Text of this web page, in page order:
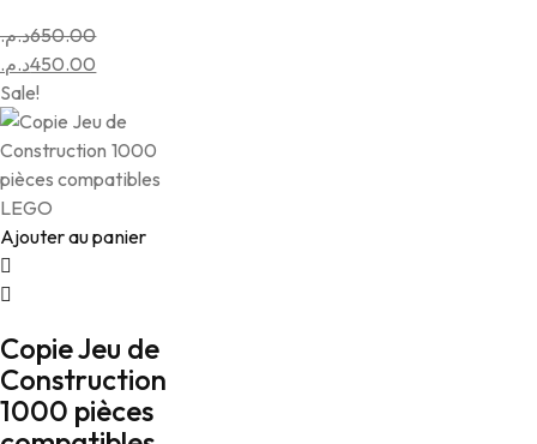
650.00د.م.
Le
prix
initial
était :
650.00د.م..
450.00د.م.
Le
prix
actuel
est :
Sale!
Ajouter au panier
Copie Jeu de
Construction
1000 pièces